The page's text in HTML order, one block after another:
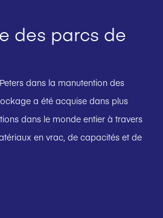
des parcs de
dans la manutention des
a été acquise dans plus
dans le monde entier à travers
en vrac, de capacités et de